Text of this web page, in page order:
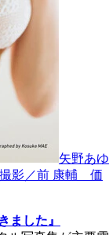
矢野あゆ
影／前 康輔 価
した』